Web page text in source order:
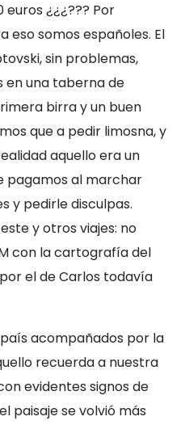
euros ¿¿¿??? Por
eso somos españoles. El
sin problemas,
en una taberna de
birra y un buen
que a pedir limosna, y
aquello era un
pagamos al marchar
y pedirle disculpas.
y otros viajes: no
con la cartografía del
el de Carlos todavía
acompañados por la
recuerda a nuestra
evidentes signos de
paisaje se volvió más